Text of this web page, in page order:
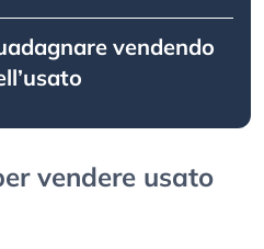
vendendo
vendere usato